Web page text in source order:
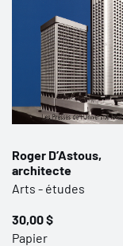
Roger D’Astous,
architecte
Arts - études
30,00 $
Papier